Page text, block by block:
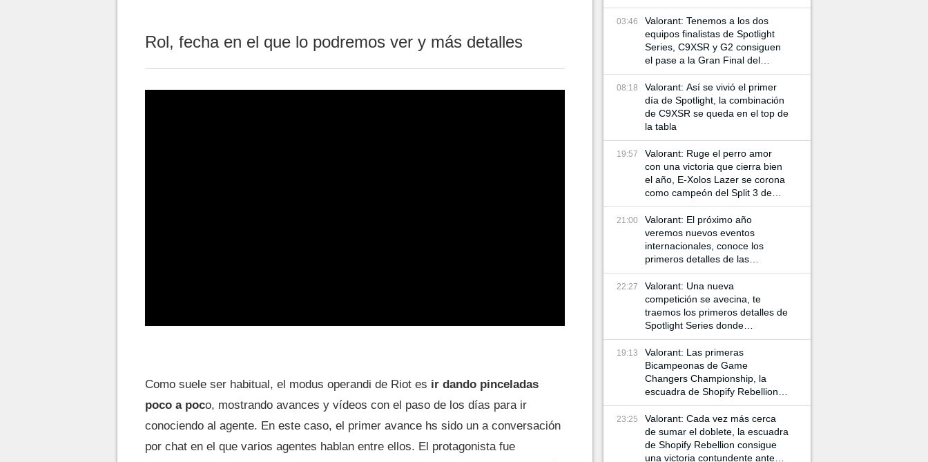
Rol, fecha en el que lo podremos ver y más detalles
Como suele ser habitual, el modus operandi de Riot es ir dando pinceladas
poco a poco, mostrando avances y vídeos con el paso de los días para ir
conociendo al agente. En este caso, el primer avance hs sido un a conversación
por chat en el que varios agentes hablan entre ellos. El protagonista fue
03:46
Valorant: Tenemos a los dos
equipos finalistas de Spotlight
Series, C9XSR y G2 consiguen
el pase a la Gran Final del
torneo
08:18
Valorant: Así se vivió el primer
día de Spotlight, la combinación
de C9XSR se queda en el top de
la tabla
19:57
Valorant: Ruge el perro amor
con una victoria que cierra bien
el año, E-Xolos Lazer se corona
como campeón del Split 3 de
VCL Norte
21:00
Valorant: El próximo año
veremos nuevos eventos
internacionales, conoce los
primeros detalles de las
siguientes competencias
internacionales de VCT
22:27
Valorant: Una nueva
competición se avecina, te
traemos los primeros detalles de
Spotlight Series donde
jugadores de VCT y Game
Changers participan
19:13
Valorant: Las primeras
Bicampeonas de Game
Changers Championship, la
escuadra de Shopify Rebellion
consigue llevarse la final 3-0
ante MIBR para alzar la copa
23:25
Valorant: Cada vez más cerca
de sumar el doblete, la escuadra
de Shopify Rebellion consigue
una victoria contundente ante